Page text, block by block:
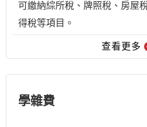
可繳納綜所稅、牌照稅、房屋
得稅等項目。
查看更多
學雜費